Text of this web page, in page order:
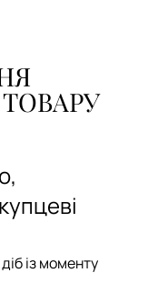
із моменту